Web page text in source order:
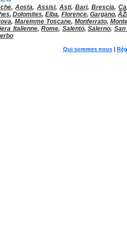
,Aosta, Assisi, Asti, Bari, Brescia,
,Dolomites,Elba, Florence, Gargano,
, Maremme Toscane, Monferrato,
Italienne, Rome, Salento, Salerno, San
Qui sommes nous|